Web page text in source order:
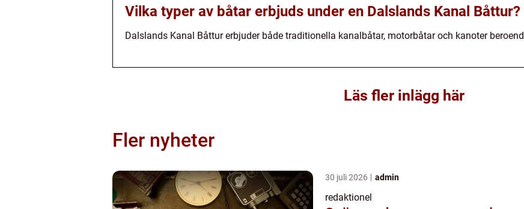
Vilka typer av båtar erbjuds under en Dalslands Kanal Båttur?
Dalslands Kanal Båttur erbjuder både traditionella kanalbåtar, motorbåtar och kanoter
Läs fler inlägg här
Fler nyheter
30 juli 2026 admin
redaktionel